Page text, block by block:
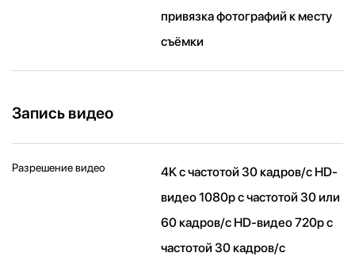
привязка фотографий к месту
съёмки
Запись видео
Разрешение видео
4K с частотой 30 кадров/ с HD-
видео 1080p с частотой 30 или
60 кадров/ с HD-видео 720p с
частотой 30 кадров/ с